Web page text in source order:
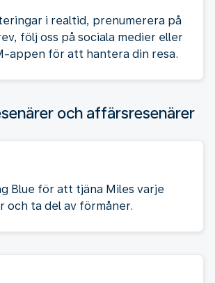
i realtid, prenumerera på
följ oss på sociala medier eller
appen för att hantera din resa.
och affärsresenärer
Blue för att tjäna Miles varje
och ta del av förmåner.